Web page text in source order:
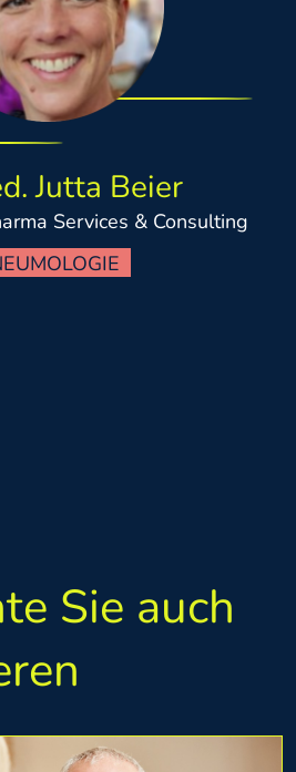
Jutta Beier
Services & Consulting
Sie auch